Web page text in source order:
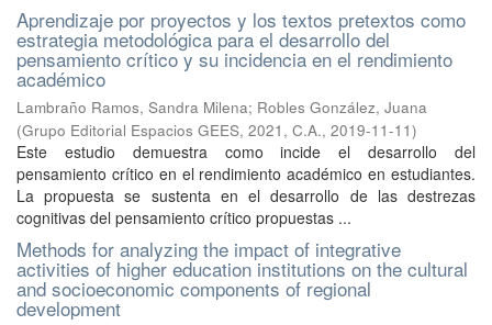
Aprendizaje por proyectos y los textos pretextos como
estrategia metodológica para el desarrollo del
pensamiento crítico y su incidencia en el rendimiento
académico
Lambraño Ramos, Sandra Milena; Robles González, Juana
(Grupo Editorial Espacios GEES, 2021, C.A., 2019-11-11)
Este estudio demuestra como incide el desarrollo del
pensamiento crítico en el rendimiento académico en estudiantes.
La propuesta se sustenta en el desarrollo de las destrezas
cognitivas del pensamiento crítico propuestas ...
Methods for analyzing the impact of integrative
activities of higher education institutions on the cultural
and socioeconomic components of regional
development